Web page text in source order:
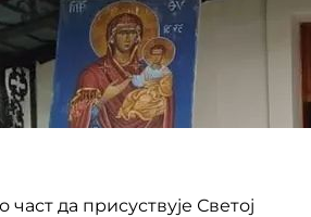
да присуствује Светој